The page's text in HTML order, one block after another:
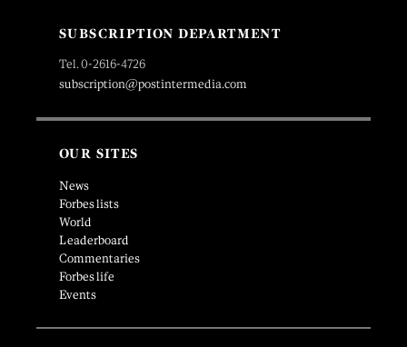
SUBSCRIPTION DEPARTMENT
Tel. 0-2616-4726
subscription@postintermedia.com
OUR SITES
News
Forbes lists
World
Leaderboard
Commentaries
Forbes life
Events